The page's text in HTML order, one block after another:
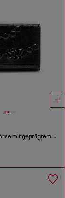
Leder-Geldbörse mit geprägtem Motiv, dreifach faltbar